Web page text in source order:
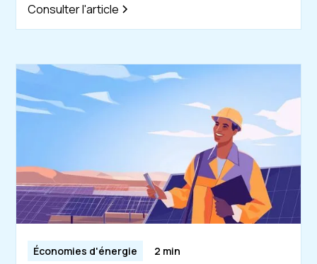
Consulter l'article
Économies d'énergie 2 min